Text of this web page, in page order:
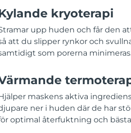
kryoterapi
upp huden och får den
att du slipper rynkor och
som porerna
maskens aktiva
ner i huden där de har
optimal återfuktning och